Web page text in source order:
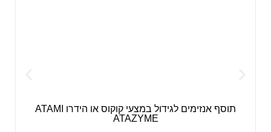
תוסף אנזימים לגידול במצעי קוקוס או הידרו ATAMI
ATAZYME